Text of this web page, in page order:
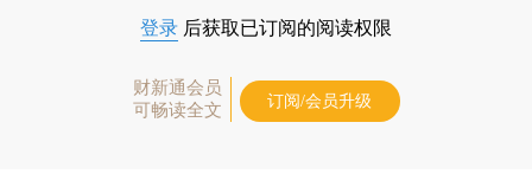
登录 后获取已订阅的阅读权限
财新通会员
可畅读全文
订阅/会员升级